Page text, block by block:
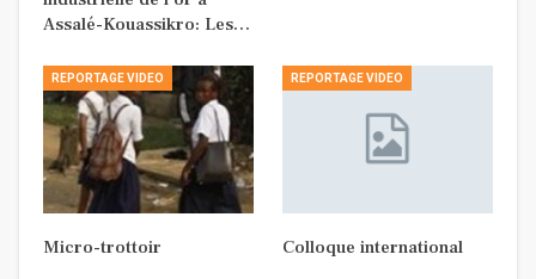
Assalé-Kouassikro: Les…
REPORTAGE VIDEO
Micro-trottoir
REPORTAGE VIDEO
Colloque international